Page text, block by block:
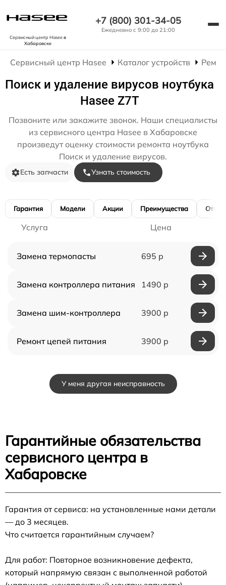
Сервисный центр Haseeв
Хабаровске
+7 (800) 301-34-05
Ежедневно с 9:00 до 21:00
Сервисный центр Hasee Каталог устройств
Поиск и удаление вирусов ноутбука
Hasee Z7T
Позвоните или закажите звонок. Наши специалисты
из сервисного центра Hasee в Хабаровске
произведут оценку стоимости ремонта ноутбука
Поиск и удаление вирусов.
Есть запчасти Узнать стоимость
Гарантия Модели Акции Преимущества
Услуга Цена
Замена термопасты 695 р
Замена контроллера питания 1490 р
Замена шим-контроллера 3900 р
Ремонт цепей питания 3900 р
У меня другая неисправность
Гарантийные обязательства
сервисного центра в
Хабаровске
Гарантия от сервиса: на установленные нами детали
— до 3 месяцев.
Что считается гарантийным случаем?
Для работ: Повторное возникновение дефекта,
который напрямую связан с выполненной работой